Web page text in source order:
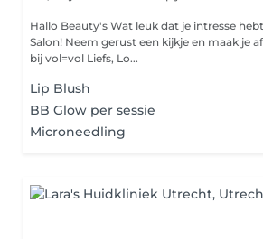
Hallo Beauty's Wat leuk dat je intresse hebt in Lolash Beauty
Salon! Neem gerust een kijkje en maak je afspraak, wees er snel
bij vol=vol Liefs, Lo...
Lip Blush
BB Glow per sessie
Microneedling